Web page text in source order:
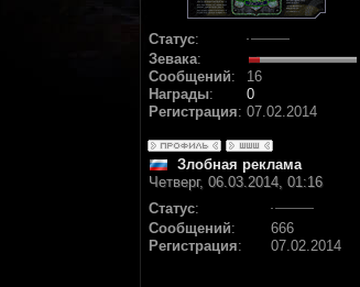
Статус:
Зевака:
Сообщений:
16
Награды:
0
Регистрация: 07.02.2014
Злобная реклама
Четверг, 06.03.2014, 01:16
Статус:
Сообщений:
666
Регистрация: 07.02.2014